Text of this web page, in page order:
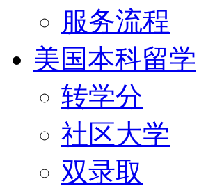
服务流程
美国本科留学
转学分
社区大学
双录取